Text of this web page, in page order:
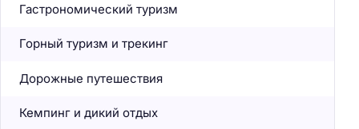
Гастрономический туризм
Горный туризм и трекинг
Дорожные путешествия
Кемпинг и дикий отдых